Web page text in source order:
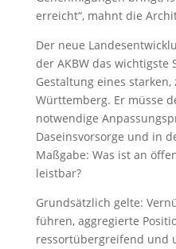
erreicht“, mahnt die
Der neue
der AKBW das
Gestaltung eines
Württemberg. Er müsse
notwendige
Daseinsvorsorge und in
Maßgabe: Was ist an
leistbar?
Grundsätzlich gelte:
führen, aggregierte
ressortübergreifend und